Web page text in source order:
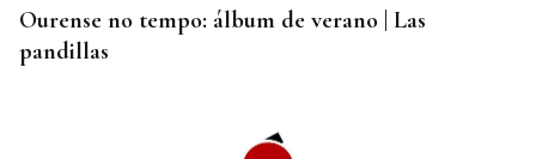
Ourense no tempo: álbum de verano | Las
pandillas